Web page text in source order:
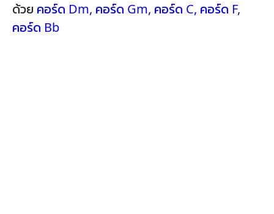
ด้วย คอร์ด Dm, คอร์ด Gm, คอร์ด C, คอร์ด F,
คอร์ด Bb